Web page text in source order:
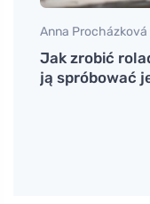
Anna Procházková
Jak zrobić
ją spróbować